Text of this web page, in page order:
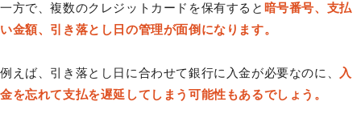
一方で、複数のクレジットカードを保有すると 暗号番号、支払
い金額、引き落とし日の管理が面倒になります。
例えば、引き落とし日に合わせて銀行に入金が必要なのに、
入
金を忘れて支払を遅延してしまう可能性もあるでしょう。